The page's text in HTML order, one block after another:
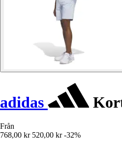
adidas
Från
768,00 kr 520,00 kr -32%